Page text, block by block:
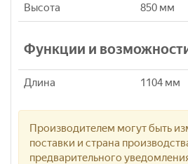
Высота 850 мм
Функции и
Длина 1104 мм
Производителем могут быть
поставки и страна
предварительного